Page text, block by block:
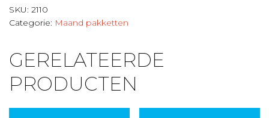
B
-
aantal
SKU: 2110
Categorie: Maand pakketten
GERELATEERDE
PRODUCTEN